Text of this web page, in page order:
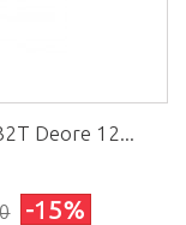
Deore 12...
-15%